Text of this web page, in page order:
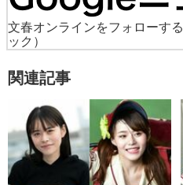
文春オンラインをフォローする
ック）
関連記事